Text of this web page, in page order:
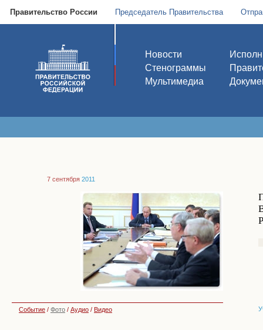
Правительство России Председатель Правительства
Новости
Стенограммы
Мультимедиа
7 сентября 2011
Событие / Фото / Аудио / Видео